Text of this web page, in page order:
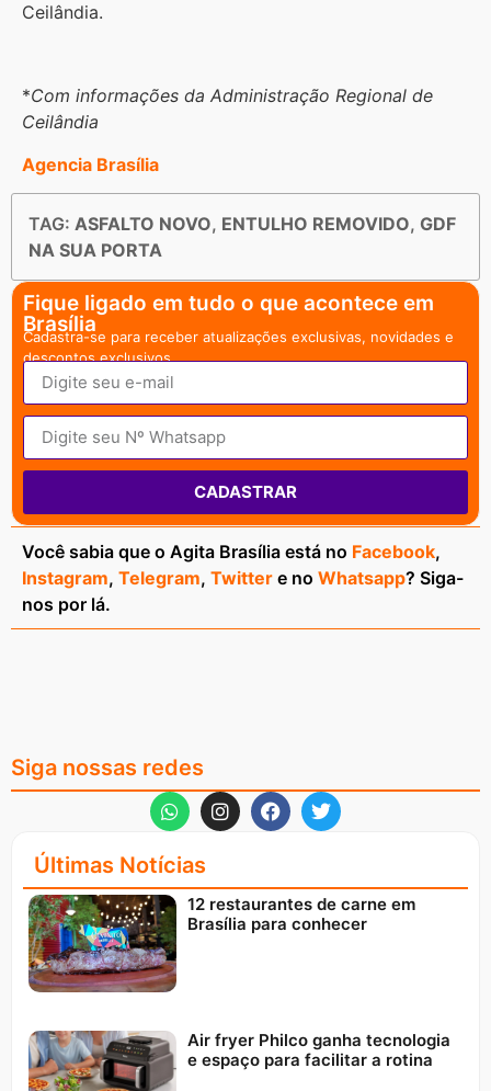
Ceilândia.
*Com informações da Administração Regional de
Ceilândia
Agencia Brasília
TAG: ASFALTO NOVO, ENTULHO REMOVIDO, GDF
NA SUA PORTA
Fique ligado em tudo o que acontece em
Brasília
Cadastra-se para receber atualizações exclusivas, novidades e
descontos exclusivos.
CADASTRAR
Você sabia que o Agita Brasília está no Facebook,
Instagram, Telegram, Twitter e no Whatsapp? Siga-
nos por lá.
Siga nossas redes
Últimas Notícias
12 restaurantes de carne em
Brasília para conhecer
Air fryer Philco ganha tecnologia
e espaço para facilitar a rotina